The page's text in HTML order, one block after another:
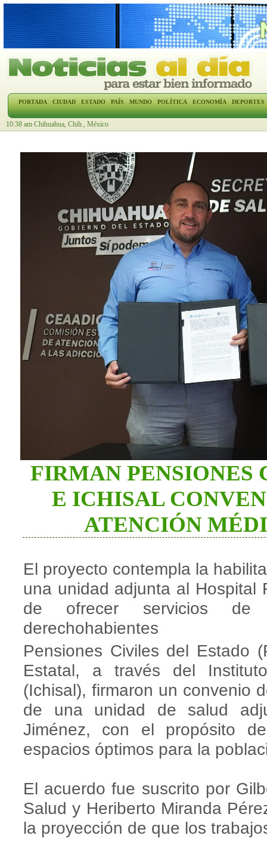
PORTADA CIUDAD ESTADO PAÍS MUNDO POLÍTICA ECONOMÍA DEPORTES
10:38 am Chihuahua, Chih., México
FIRMAN PENSIONES
E ICHISAL
ATENCIÓN
El proyecto contempla la
una unidad adjunta al Hospital
de ofrecer servicios
derechohabientes
Pensiones Civiles del Estado
Estatal, a través del
(Ichisal), firmaron un convenio
de una unidad de salud
Jiménez, con el propósito
espacios óptimos para la
El acuerdo fue suscrito por
Salud y Heriberto Miranda
la proyección de que los